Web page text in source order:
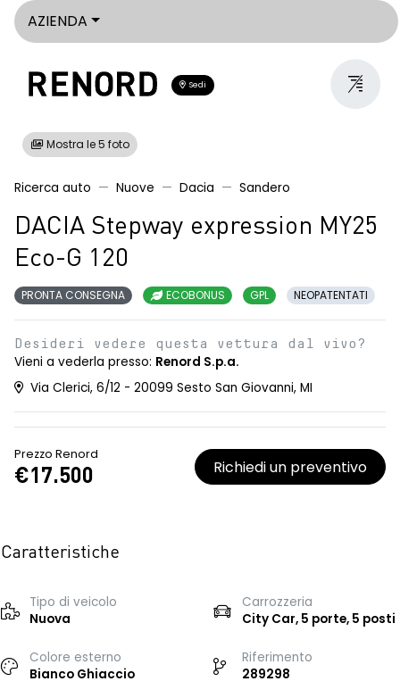
AZIENDA
Sedi
Mostra le 5 foto
Ricerca auto Nuove Dacia Sandero
DACIA Stepway expression MY25
Eco-G 120
PRONTA CONSEGNA ECOBONUS GPL NEOPATENTATI
Desideri vedere questa vettura dal vivo?
Vieni a vederla presso: Renord S.p.a.
Via Clerici, 6/12 - 20099 Sesto San Giovanni, MI
Prezzo Renord
€17.500 Richiedi un preventivo
Caratteristiche
Tipo di veicolo
Nuova
Carrozzeria
City Car, 5 porte, 5 posti
Colore esterno
Bianco Ghiaccio
Riferimento
289298